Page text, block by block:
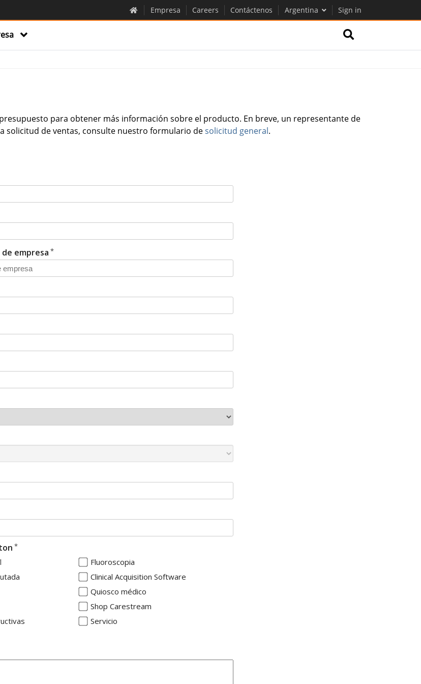
Empresa Careers Contáctenos Argentina Sign in
para obtener más información sobre el producto. En breve, un representante de
solicitud de ventas, consulte nuestro formulario desolicitud general.